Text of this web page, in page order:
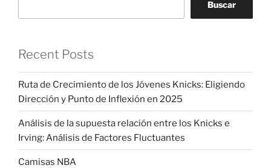
Buscar
Recent Posts
Ruta de Crecimiento de los Jóvenes Knicks: Eligiendo
Dirección y Punto de Inflexión en 2025
Análisis de la supuesta relación entre los Knicks e
Irving: Análisis de Factores Fluctuantes
Camisas NBA